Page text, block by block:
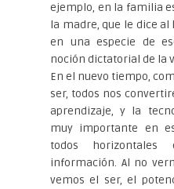
ejemplo, en la familia
la madre, que le dice
en una especie de
noción dictatorial de la
En el nuevo tiempo,
ser, todos nos
aprendizaje, y la
muy importante en
todos
información. Al no
vemos el ser, el